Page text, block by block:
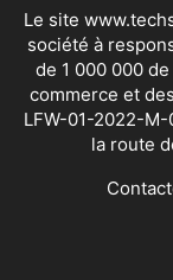
Le site
société à
de 1 000 000
commerce et
LFW-01-2022-
la route